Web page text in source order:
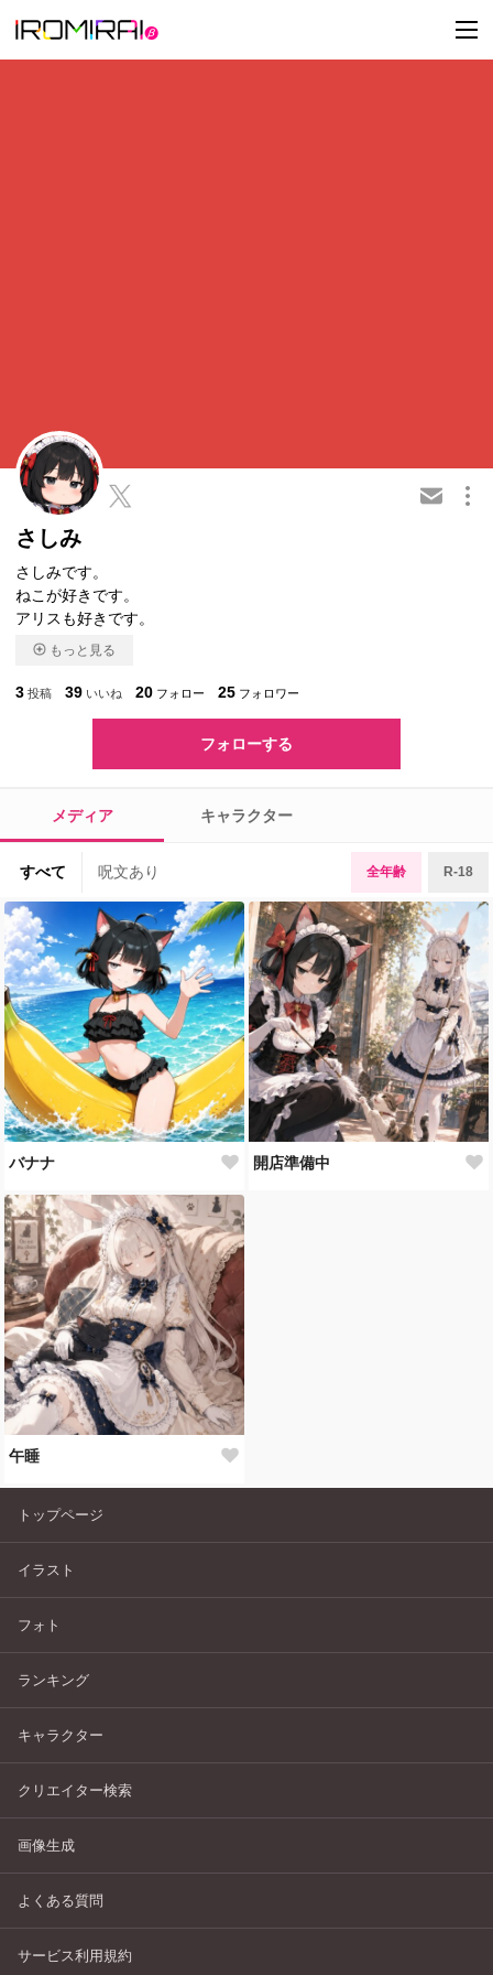
t
o
g
さしみ
さしみです。
ねこが好きです。
アリスも好きです。
もっと見る
3 投稿 39 いいね 20 フォロー 25 フォロワー
フォローする
メディア キャラクター
すべて 呪文あり 全年齢 R-18
バナナ 開店準備中
午睡
トップページ
イラスト
フォト
ランキング
キャラクター
クリエイター検索
画像生成
よくある質問
サービス利用規約